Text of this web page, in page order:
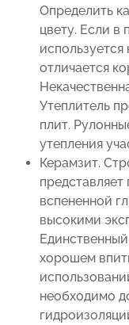
Определить
цвету. Если в
отличается
Утеплитель
плит.
утепления
Керамзит.
вспененной
высокими
хорошем
необходимо